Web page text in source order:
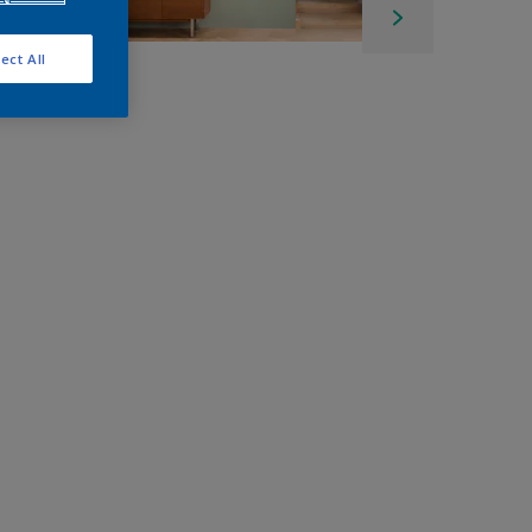
All